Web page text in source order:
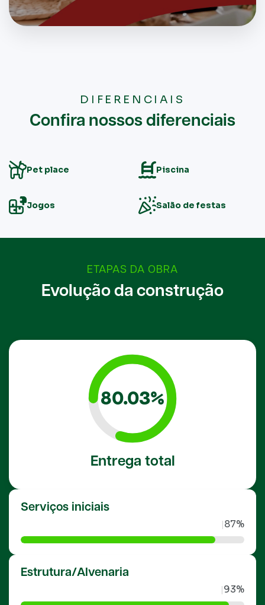
DIFERENCIAIS
Confira nossos diferenciais
Pet place Piscina
Jogos Salão de festas
ETAPAS DA OBRA
Evolução da construção
80.03%
Entrega total
Serviços iniciais
|87%
Estrutura/Alvenaria
|93%